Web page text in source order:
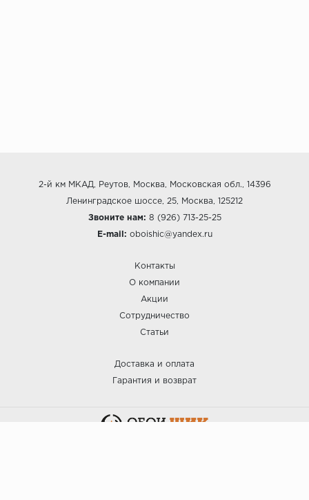
2-й км МКАД, Реутов, Москва, Московская обл., 14396
Ленинградское шоссе, 25, Москва, 125212
Звоните нам: 8 (926) 713-25-25
E-mail: oboishic@yandex.ru
Контакты
О компании
Акции
Сотрудничество
Статьи
Доставка и оплата
Гарантия и возврат